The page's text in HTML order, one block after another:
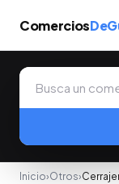
Comercios
Inicio›Otros›